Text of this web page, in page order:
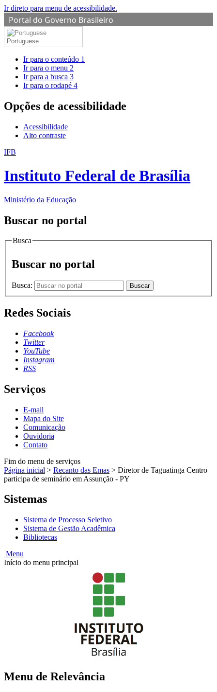
Ir direto para menu de acessibilidade.
Portal do Governo Brasileiro
Portuguese
Ir para o conteúdo 1
Ir para o menu 2
Ir para a busca 3
Ir para o rodapé 4
Opções de acessibilidade
Acessibilidade
Alto contraste
IFB
Instituto Federal de Brasília
Ministério da Educação
Buscar no portal
Busca
Buscar no portal
Busca: Buscar
Redes Sociais
Facebook
Twitter
YouTube
Instagram
RSS
Serviços
E-mail
Mapa do Site
Comunicação
Ouvidoria
Contato
Fim do menu de serviços
Página inicial > Recanto das Emas > Diretor de Taguatinga Centro
participa de seminário em Assunção - PY
Sistemas
Sistema de Processo Seletivo
Sistema de Gestão Acadêmica
Bibliotecas
Menu
Início do menu principal
Menu de Relevância